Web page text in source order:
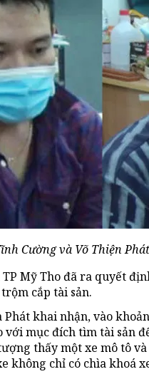
Cường và Võ Thiện
Mỹ Tho đã ra quyết
cắp tài sản.
khai nhận, vào
với mục đích tìm tài sản
thấy một xe mô tô
chỉ có chìa khoá